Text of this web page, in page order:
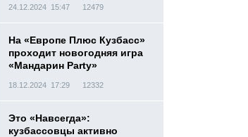
24.12.2024 15:47 12479
На «Европе Плюс Кузбасс»
проходит новогодняя игра
«Мандарин Party»
18.12.2024 17:29 12332
Это «Навсегда»:
кузбассовцы активно